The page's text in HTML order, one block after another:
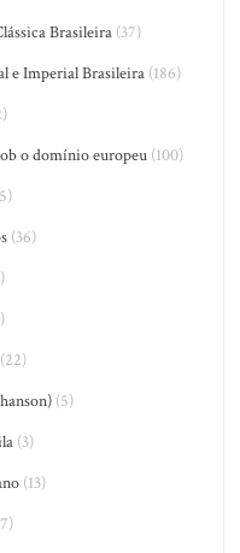
Brasileira (37)
e Imperial Brasileira (186)
o domínio europeu(100)
(36)
(22)
(5)
(3)
(13)